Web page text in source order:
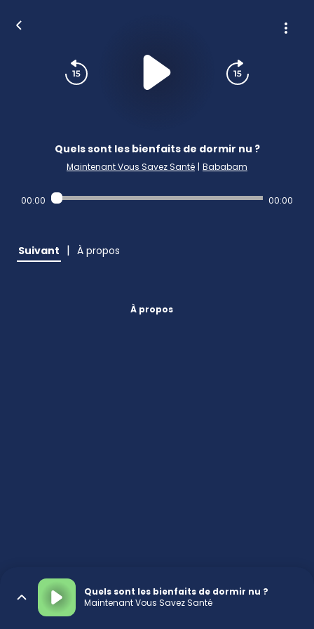
Quels sont les bienfaits de dormir nu ?
Maintenant Vous Savez Santé | Bababam
00:00 00:00
Suivant | À propos
À propos
Quels sont les bienfaits de dormir nu ?
Maintenant Vous Savez Santé